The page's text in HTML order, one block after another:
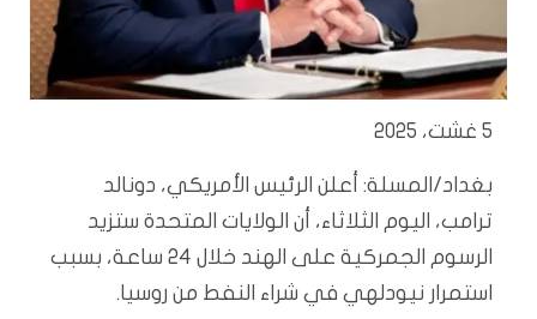
5 غشت، 2025
بغداد/المسلة: أعلن الرئيس الأمريكي، دونالد
ترامب، اليوم الثلاثاء، أن الولايات المتحدة ستزيد
الرسوم الجمركية على الهند خلال 24 ساعة، بسبب
استمرار نيودلهي في شراء النفط من روسيا.